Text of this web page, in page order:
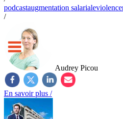
podcastaugmentation salarialeviolence
/
Audrey Picou
En savoir plus /